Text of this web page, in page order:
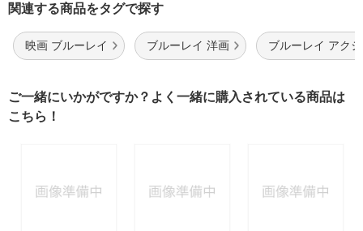
関連する商品をタグで探す
映画 ブルーレイ ブルーレイ 洋画 ブルーレイ アク
ご一緒にいかがですか？よく一緒に購入されている商品は
こちら！